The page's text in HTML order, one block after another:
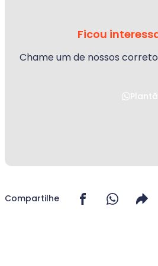
Ficou
Chame um de nossos
Compartilhe